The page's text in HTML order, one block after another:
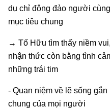
dụ chỉ đông đảo người
mục tiêu chung
→ Tố Hữu tìm thấy niềm
nhận thức còn bằng tình
những trái tim
- Quan niệm về lẽ sống
chung của mọi người